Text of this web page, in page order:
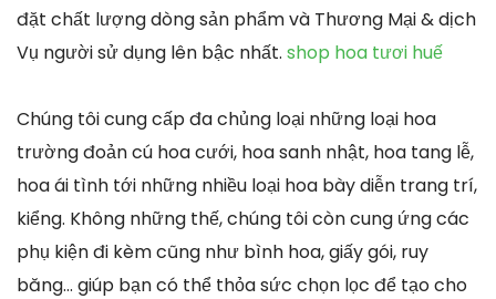
đặt chất lượng dòng sản phẩm và Thương Mại & dịch
Vụ người sử dụng lên bậc nhất. shop hoa tươi huế
Chúng tôi cung cấp đa chủng loại những loại hoa
trường đoản cú hoa cưới, hoa sanh nhật, hoa tang lễ,
hoa ái tình tới những nhiều loại hoa bày diễn trang trí,
kiểng. Không những thế, chúng tôi còn cung ứng các
phụ kiện đi kèm cũng như bình hoa, giấy gói, ruy
băng… giúp bạn có thể thỏa sức chọn lọc để tạo cho